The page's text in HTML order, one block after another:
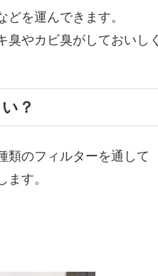
どを運んできます。
やカビ臭がしておいし
？
類のフィルターを通して
す。